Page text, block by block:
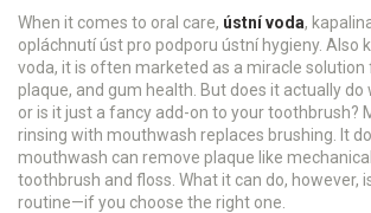
When it comes to oral care, ústní voda,
opláchnutí úst pro podporu ústní hygieny. Also
voda, it is often marketed as a miracle solution
plaque, and gum health. But does it actually
or is it just a fancy add-on to your toothbrush?
rinsing with mouthwash replaces brushing. It
mouthwash can remove plaque like
toothbrush and floss. What it can do, however,
routine—if you choose the right one.